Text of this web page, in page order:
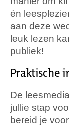
én
aan deze
leuk lezen
publiek!
Praktische
De
jullie stap
bereid je